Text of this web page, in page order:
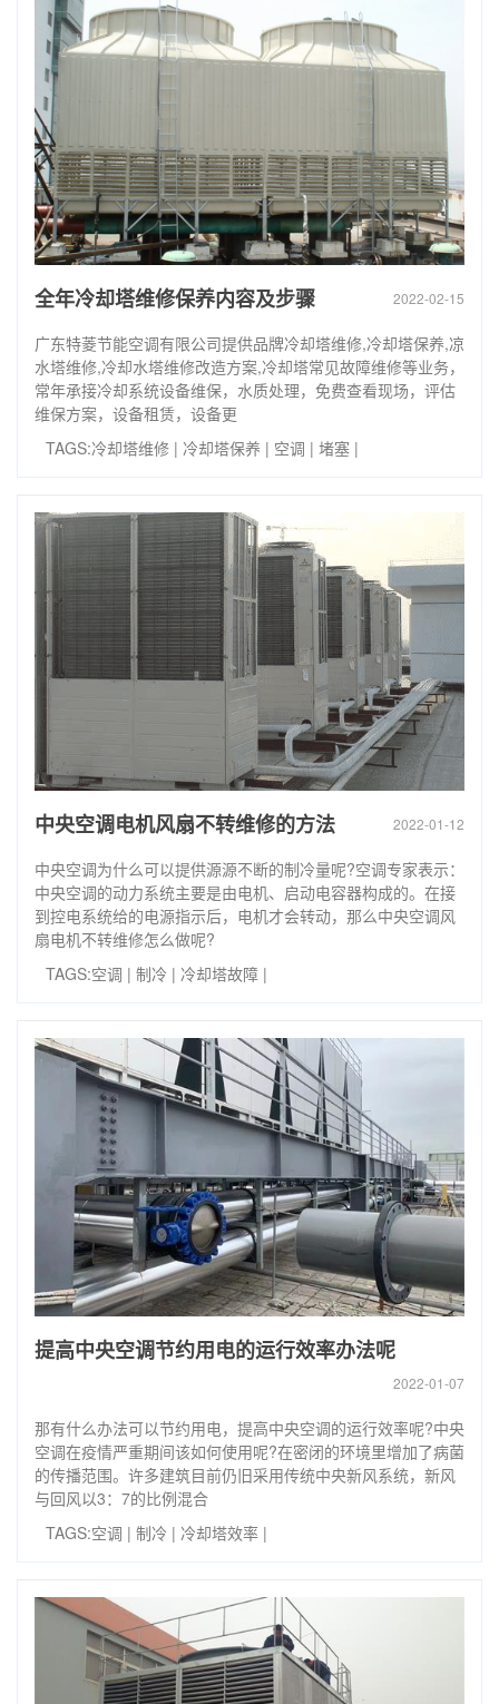
全年冷却塔维修保养内容及步骤 2022-02-15
广东特菱节能空调有限公司提供品牌冷却塔维修,冷却塔保养,凉
水塔维修,冷却水塔维修改造方案,冷却塔常见故障维修等业务，
常年承接冷却系统设备维保，水质处理，免费查看现场，评估
维保方案，设备租赁，设备更
TAGS:冷却塔维修 | 冷却塔保养 | 空调 | 堵塞 |
中央空调电机风扇不转维修的方法 2022-01-12
中央空调为什么可以提供源源不断的制冷量呢?空调专家表示：
中央空调的动力系统主要是由电机、启动电容器构成的。在接
到控电系统给的电源指示后，电机才会转动，那么中央空调风
扇电机不转维修怎么做呢?
TAGS:空调 | 制冷 | 冷却塔故障 |
提高中央空调节约用电的运行效率办法呢
2022-01-07
那有什么办法可以节约用电，提高中央空调的运行效率呢?中央
空调在疫情严重期间该如何使用呢?在密闭的环境里增加了病菌
的传播范围。许多建筑目前仍旧采用传统中央新风系统，新风
与回风以3：7的比例混合
TAGS:空调 | 制冷 | 冷却塔效率 |